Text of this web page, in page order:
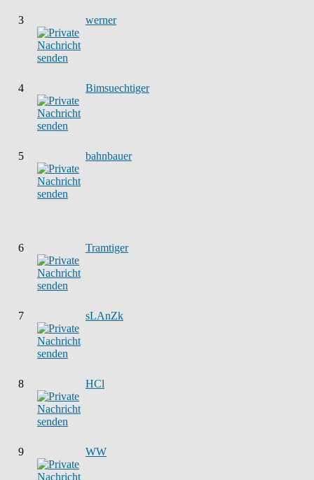
3 werner
4 Bimsuechtiger
5 bahnbauer
6 Tramtiger
7 sLAnZk
8 HCl
9 WW